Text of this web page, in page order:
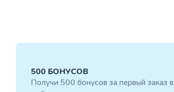
500 БОНУСОВ
Получи 500 бонусов за первый заказ в